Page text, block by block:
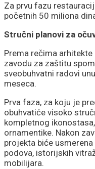
Za prvu fazu
početnih 50 miliona
Stručni planovi za
Prema rečima
zavodu za zaštitu
sveobuhvatni radovi
meseca.
Prva faza, za koju je
obuhvatiće visoko
kompletnog
ornamentike. Nakon
projekta biće
podova, istorijskih
mobilijara.